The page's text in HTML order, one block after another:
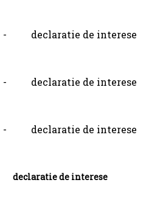
declaratie de interese
declaratie de interese
declaratie de interese
de interese